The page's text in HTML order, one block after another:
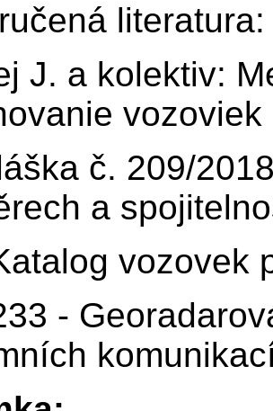
literatura:
J. a kolektiv:
č. 209/
a
vozovek
-